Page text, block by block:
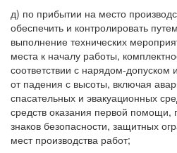
д) по прибытии на место
обеспечить и контролировать
выполнение технических
места к началу работы,
соответствии с нарядом-
от падения с высоты, включая
спасательных и эвакуационных
средств оказания первой
знаков безопасности, защитных
мест производства работ;